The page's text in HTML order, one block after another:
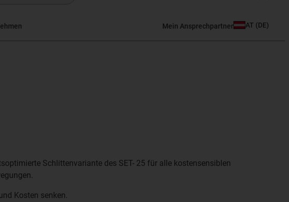
Mein Ansprechpartner AT (DE)
Schlittenvariante des SET- 25 für alle kostensensiblen
Kosten senken.